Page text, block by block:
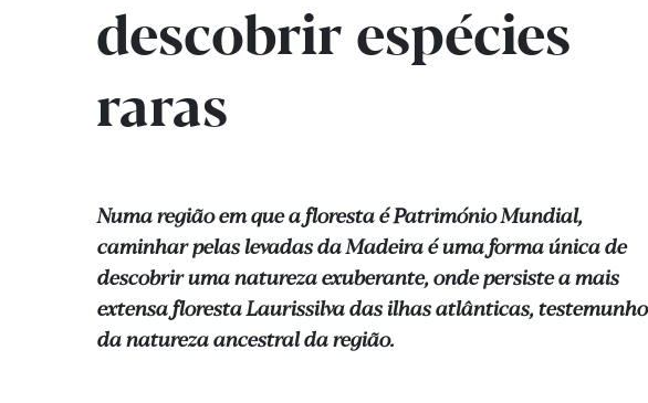
descobrir espécies
raras
Numa região em que a floresta é Património Mundial,
caminhar pelas levadas da Madeira é uma forma única de
descobrir uma natureza exuberante, onde persiste a mais
extensa floresta Laurissilva das ilhas atlânticas, testemunho
da natureza ancestral da região.